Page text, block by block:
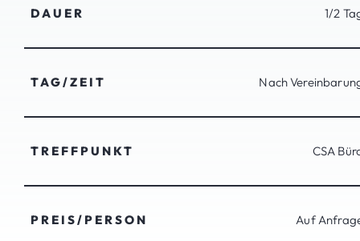
DAUER 1/2
TAG/ZEIT Nach
TREFFPUNKT CSA
PREIS/PERSON Auf